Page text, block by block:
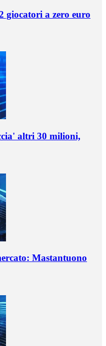
giocatori a zero euro
altri 30 milioni,
Mastantuono